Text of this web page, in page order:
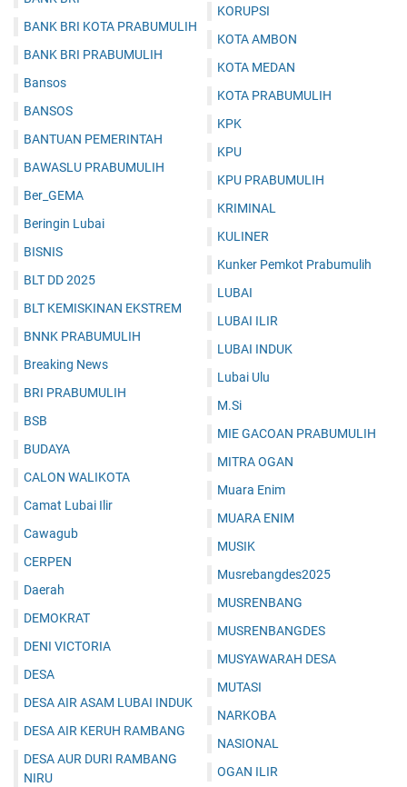
BANK BRI KOTA PRABUMULIH
BANK BRI PRABUMULIH
Bansos
BANSOS
BANTUAN PEMERINTAH
BAWASLU PRABUMULIH
Ber_GEMA
Beringin Lubai
BISNIS
BLT DD 2025
BLT KEMISKINAN EKSTREM
BNNK PRABUMULIH
Breaking News
BRI PRABUMULIH
BSB
BUDAYA
CALON WALIKOTA
Camat Lubai Ilir
Cawagub
CERPEN
Daerah
DEMOKRAT
DENI VICTORIA
DESA
DESA AIR ASAM LUBAI INDUK
DESA AIR KERUH RAMBANG
DESA AUR DURI RAMBANG
NIRU
KORUPSI
KOTA AMBON
KOTA MEDAN
KOTA PRABUMULIH
KPK
KPU
KPU PRABUMULIH
KRIMINAL
KULINER
Kunker Pemkot Prabumulih
LUBAI
LUBAI ILIR
LUBAI INDUK
Lubai Ulu
M.Si
MIE GACOAN PRABUMULIH
MITRA OGAN
Muara Enim
MUARA ENIM
MUSIK
Musrebangdes2025
MUSRENBANG
MUSRENBANGDES
MUSYAWARAH DESA
MUTASI
NARKOBA
NASIONAL
OGAN ILIR